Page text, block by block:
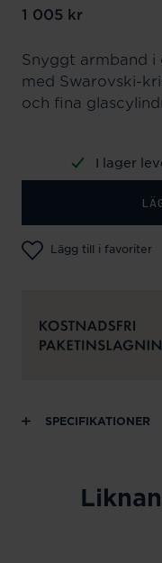
Pris:1 005 kr
1 005 kr
Snyggt armband i
med Swarovski-
och fina
I lager
Lägg till i favoriter
SPECIFIKATIONER